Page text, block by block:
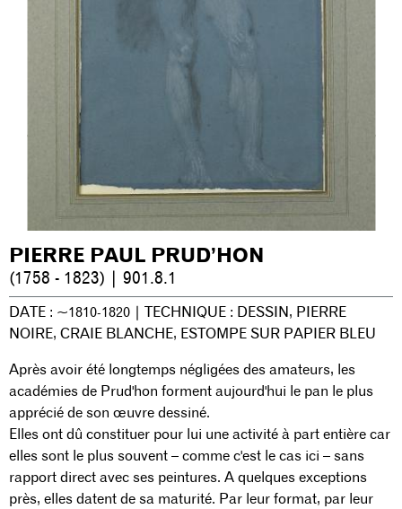
PIERRE PAUL PRUD’HON
(1758 - 1823) | 901.8.1
DATE : ~1810-1820 | TECHNIQUE : DESSIN, PIERRE
NOIRE, CRAIE BLANCHE, ESTOMPE SUR PAPIER BLEU
Après avoir été longtemps négligées des amateurs, les
académies de Prud'hon forment aujourd'hui le pan le plus
apprécié de son œuvre dessiné.
Elles ont dû constituer pour lui une activité à part entière car
elles sont le plus souvent – comme c'est le cas ici – sans
rapport direct avec ses peintures. A quelques exceptions
près, elles datent de sa maturité. Par leur format, par leur